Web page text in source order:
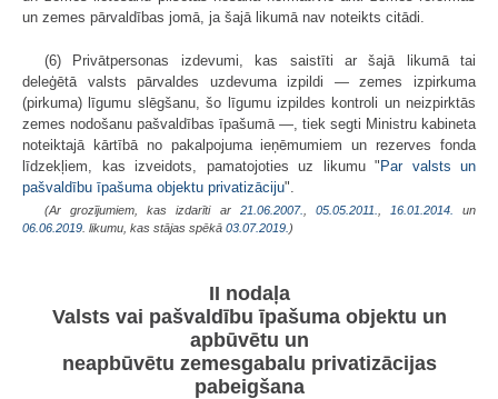
un zemes pārvaldības jomā, ja šajā likumā nav noteikts citādi.
(6) Privātpersonas izdevumi, kas saistīti ar šajā likumā tai
deleģētā valsts pārvaldes uzdevuma izpildi — zemes izpirkuma
(pirkuma) līgumu slēgšanu, šo līgumu izpildes kontroli un neizpirktās
zemes nodošanu pašvaldības īpašumā —, tiek segti Ministru kabineta
noteiktajā kārtībā no pakalpojuma ieņēmumiem un rezerves fonda
līdzekļiem, kas izveidots, pamatojoties uz likumu " Par valsts un
pašvaldību īpašuma objektu privatizāciju".
(Ar grozījumiem, kas izdarīti ar 21.06.2007. 05.05.2011. 16.01.2014.
un
06.06.2019 . likumu, kas stājas spēkā 03.07.2019. )
II nodaļa
Valsts vai pašvaldību īpašuma objektu un
apbūvētu un
neapbūvētu zemesgabalu privatizācijas
pabeigšana